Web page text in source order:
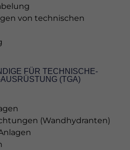
von technischen
FÜR TECHNISCHE-
(TGA)
(Wandhydranten)